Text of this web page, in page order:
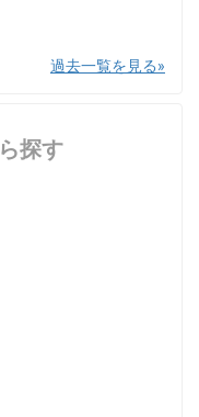
過去一覧を見る
探す